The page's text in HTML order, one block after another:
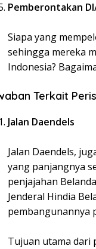
Pemberontakan
Siapa yang
sehingga mereka
Indonesia?
Terkait
Jalan Daendels
Jalan Daendels,
yang panjangnya
penjajahan
Jenderal Hindia
pembangunannya
Tujuan utama dari